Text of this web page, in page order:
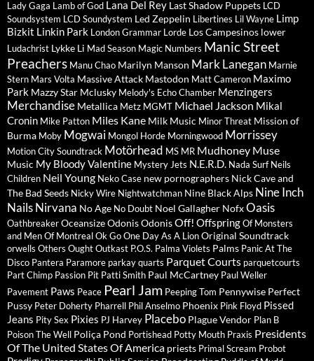
Lady Gaga Lamb of God Lana Del Rey Last Shadow Puppets LCD
Soundsystem LCD Soundystem Led Zeppelin Libertines Lil Wayne Limp
Bizkit Linkin Park London Grammar Lorde Los Campesinos lower
Ludachrist Lykke Li Mad Season Magic Numbers Manic Street
Preachers Manu Chao Marilyn Manson Mark Lanegan Marnie
Stern Mars Volta Massive Attack Mastodon Matt Cameron Maximo
Park Mazzy Star Mclusky Melody's Echo Chamber Menzingers
Merchandise Metallica Metz MGMT Michael Jackson Mikal
Cronin Mike Patton Miles Kane Milk Music Minor Threat Mission of
Burma Moby Mogwai Mongol Horde Morningwood Morrissey
Motion City Soundtrack Motörhead MS MR Mudhoney Muse
Music My Bloody Valentine Mystery Jets N.E.R.D. Nada Surf Neils
Children Neil Young Neko Case new pornographers Nick Cave and
The Bad Seeds Nicky Wire Nightwatchman Nine Black Alps Nine Inch
Nails Nirvana No Age No Doubt Noel Gallagher NofxOasis
OathbreakerOceansizeOdonis OdonisOff! OffspringOf Monsters
and MenOf MontrealOk GoOne Day As A LionOriginal Soundtrack
orwells Others OughtOutkast P.O.S. Palma Violets Palms Panic At The
Disco Pantera Paramore parkay quarts Parquet Courts parquetcourts
Part Chimp Passion Pit Patti Smith Paul McCartney Paul Weller
Pavement Paws Peace Pearl Jam Peeping Tom Pennywise Perfect
Pussy Peter Doherty Pharrell Phil Anselmo Phoenix Pink Floyd Pissed
Jeans Pity Sex Pixies PJ Harvey Placebo Plague Vendor Plan B
Poison The Well Poliça Pond Portishead Potty Mouth Praxis Presidents
Of The United States Of America priests Primal Scream Probot